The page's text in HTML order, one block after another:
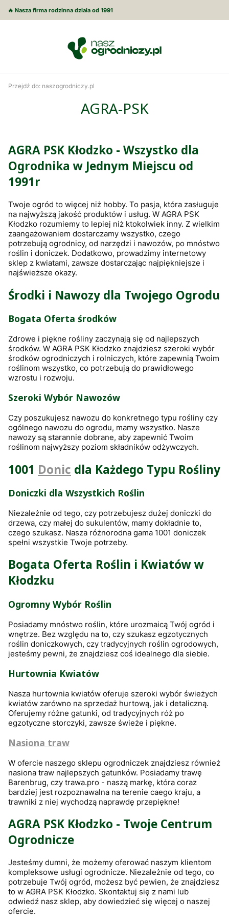
🔥 Nasza firma rodzinna działa od 1991
Przejdź do: naszogrodniczy.pl
AGRA-PSK
AGRA PSK Kłodzko - Wszystko dla
Ogrodnika w Jednym Miejscu od
1991r
Twoje ogród to więcej niż hobby. To pasja, która zasługuje
na najwyższą jakość produktów i usług. W AGRA PSK
Kłodzko rozumiemy to lepiej niż ktokolwiek inny. Z wielkim
zaangażowaniem dostarczamy wszystko, czego
potrzebują ogrodnicy, od narzędzi i nawozów, po mnóstwo
roślin i doniczek. Dodatkowo, prowadzimy internetowy
sklep z kwiatami, zawsze dostarczając najpiękniejsze i
najświeższe okazy.
Środki i Nawozy dla Twojego Ogrodu
Bogata Oferta środków
Zdrowe i piękne rośliny zaczynają się od najlepszych
środków. W AGRA PSK Kłodzko znajdziesz szeroki wybór
środków ogrodniczych i rolniczych, które zapewnią Twoim
roślinom wszystko, co potrzebują do prawidłowego
wzrostu i rozwoju.
Szeroki Wybór Nawozów
Czy poszukujesz nawozu do konkretnego typu rośliny czy
ogólnego nawozu do ogrodu, mamy wszystko. Nasze
nawozy są starannie dobrane, aby zapewnić Twoim
roślinom najwyższy poziom składników odżywczych.
1001 Donic dla Każdego Typu Rośliny
Doniczki dla Wszystkich Roślin
Niezależnie od tego, czy potrzebujesz dużej doniczki do
drzewa, czy małej do sukulentów, mamy dokładnie to,
czego szukasz. Nasza różnorodna gama 1001 doniczek
spełni wszystkie Twoje potrzeby.
Bogata Oferta Roślin i Kwiatów w
Kłodzku
Ogromny Wybór Roślin
Posiadamy mnóstwo roślin, które urozmaicą Twój ogród i
wnętrze. Bez względu na to, czy szukasz egzotycznych
roślin doniczkowych, czy tradycyjnych roślin ogrodowych,
jesteśmy pewni, że znajdziesz coś idealnego dla siebie.
Hurtownia Kwiatów
Nasza hurtownia kwiatów oferuje szeroki wybór świeżych
kwiatów zarówno na sprzedaż hurtową, jak i detaliczną.
Oferujemy różne gatunki, od tradycyjnych róż po
egzotyczne storczyki, zawsze świeże i piękne.
Nasiona traw
W ofercie naszego sklepu ogrodniczek znajdziesz również
nasiona traw najlepszych gatunków. Posiadamy trawę
Barenbrug, czy trawa.pro - naszą markę, która coraz
bardziej jest rozpoznawalna na terenie caego kraju, a
trawniki z niej wychodzą naprawdę przepiękne!
AGRA PSK Kłodzko - Twoje Centrum
Ogrodnicze
Jesteśmy dumni, że możemy oferować naszym klientom
kompleksowe usługi ogrodnicze. Niezależnie od tego, co
potrzebuje Twój ogród, możesz być pewien, że znajdziesz
to w AGRA PSK Kłodzko. Skontaktuj się z nami lub
odwiedź nasz sklep, aby dowiedzieć się więcej o naszej
ofercie.